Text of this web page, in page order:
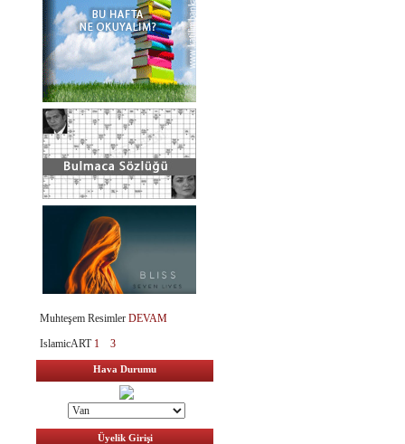
Muhteşem Resimler DEVAM
IslamicART 1 3
Hava Durumu
Üyelik Girişi